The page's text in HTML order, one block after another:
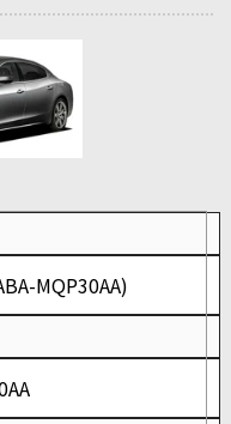
MQP30AA)